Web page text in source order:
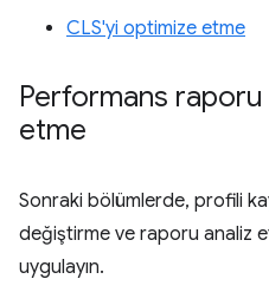
CLS'yi optimize etme
Performans raporu
etme
Sonraki bölümlerde, profili
değiştirme ve raporu analiz
uygulayın.